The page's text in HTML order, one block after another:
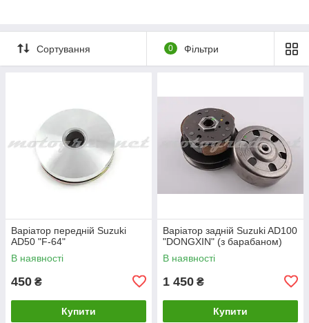
Сортування 0 Фільтри
Варіатор передній Suzuki
AD50 "F-64"
В наявності
450 ₴
Купити
Варіатор задній Suzuki AD100
"DONGXIN" (з барабаном)
В наявності
1 450 ₴
Купити